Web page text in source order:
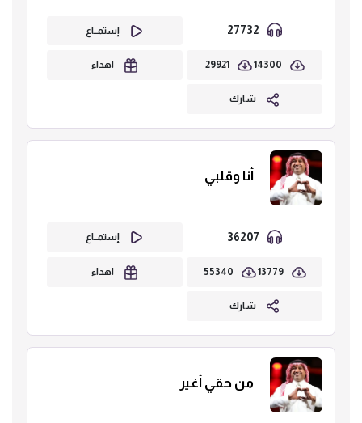
إستمــاع
14300
29921 اهداء
شارك
أنا وقلبي
إستمــاع
13779
55340 اهداء
شارك
من حقي أغير